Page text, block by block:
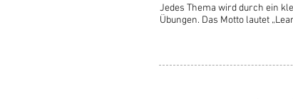
Jedes Thema wird durch ein
Übungen. Das Motto lautet